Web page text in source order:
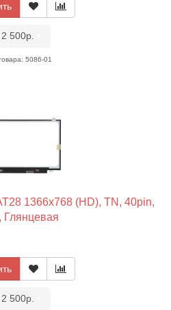
2 500р.
5086-01
1366x768 (HD), TN, 40pin,
Глянцевая
2 500р.